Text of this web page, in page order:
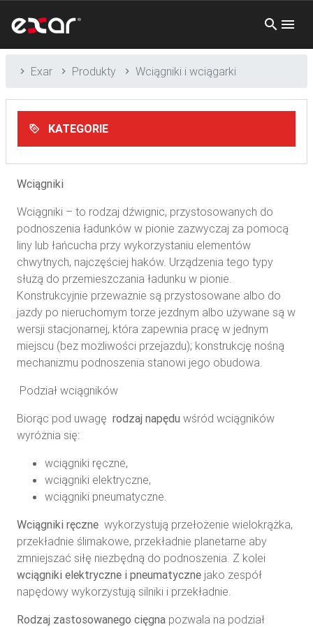
Exar Produkty Wciągniki i wciągarki
KATEGORIE
Wciągniki
Wciągniki – to rodzaj dźwignic, przystosowanych do
podnoszenia ładunków w pionie zazwyczaj za pomocą
liny lub łańcucha przy wykorzystaniu elementów
chwytnych, najczęściej haków. Urządzenia tego typy
służą do przemieszczania ładunku w pionie.
Konstrukcyjnie przeważnie są przystosowane albo do
jazdy po nieruchomym torze jezdnym albo używane są w
wersji stacjonarnej, która zapewnia pracę w jednym
miejscu (bez możliwości przejazdu); konstrukcję nośną
mechanizmu podnoszenia stanowi jego obudowa.
Podział wciągników
Biorąc pod uwagę rodzaj napędu wśród wciągników
wyróżnia się:
wciągniki ręczne,
wciągniki elektryczne,
wciągniki pneumatyczne.
Wciągniki ręczne wykorzystują przełożenie wielokrążka,
przekładnie ślimakowe, przekładnie planetarne aby
zmniejszać siłę niezbędną do podnoszenia. Z kolei
wciągniki elektryczne i pneumatyczne jako zespół
napędowy wykorzystują silniki i przekładnie.
Rodzaj zastosowanego cięgna pozwala na podział